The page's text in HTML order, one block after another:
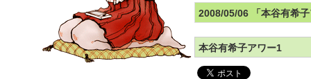
2008/05/06 「本谷有希
本谷有希子アワー1